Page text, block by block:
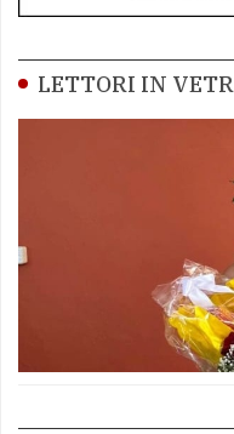
LETTORI IN